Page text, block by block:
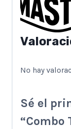
No hay
Sé el
“Combo